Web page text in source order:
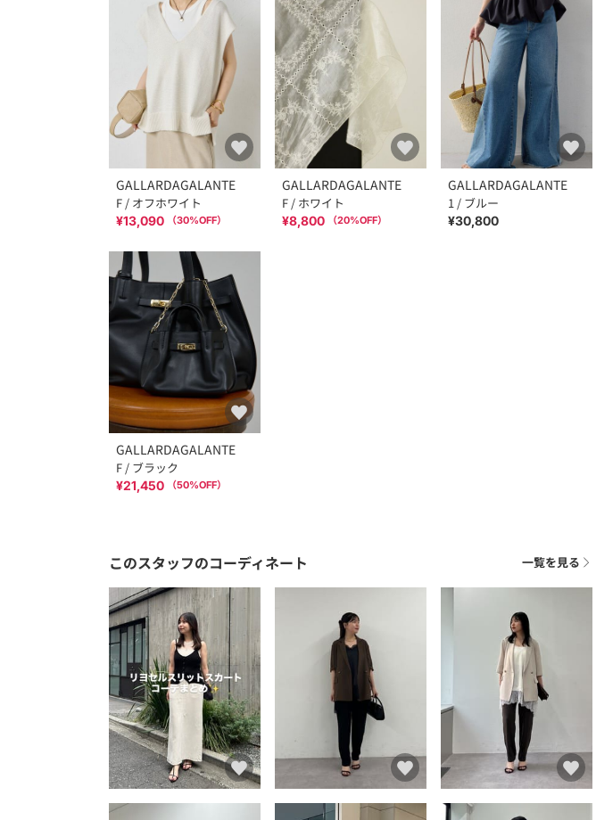
GALLARDAGALANTE
F / オフホワイト
¥13,090 （30%OFF）
GALLARDAGALANTE
F / ホワイト
¥8,800 （20%OFF）
GALLARDAGALANTE
1 / ブルー
¥30,800
GALLARDAGALANTE
F / ブラック
¥21,450 （50%OFF）
このスタッフのコーディネート 一覧を見る